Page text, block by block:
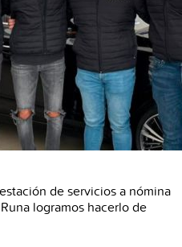
de servicios a nómina
logramos hacerlo de